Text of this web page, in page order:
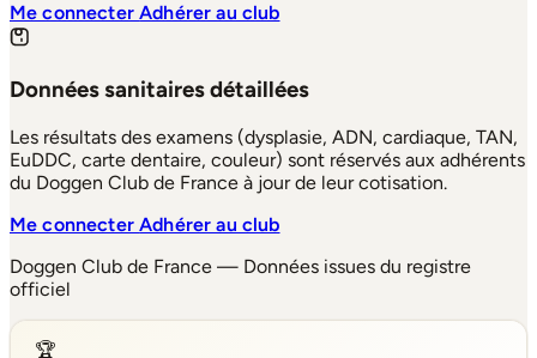
Me connecterAdhérer au club
Données sanitaires détaillées
Les résultats des examens (dysplasie, ADN, cardiaque, TAN,
EuDDC, carte dentaire, couleur) sont réservés aux adhérents
du Doggen Club de France à jour de leur cotisation.
Me connecterAdhérer au club
Doggen Club de France — Données issues du registre
officiel
🏆